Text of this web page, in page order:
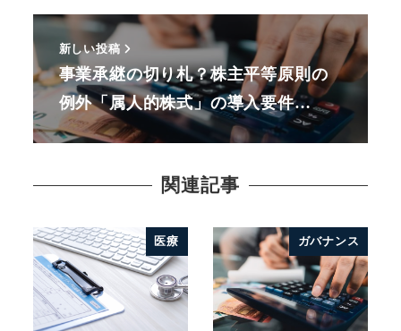
新しい投稿
事業承継の切り札？株主平等原則の
例外「属人的株式」の導入要件…
関連記事
医療 ガバナンス